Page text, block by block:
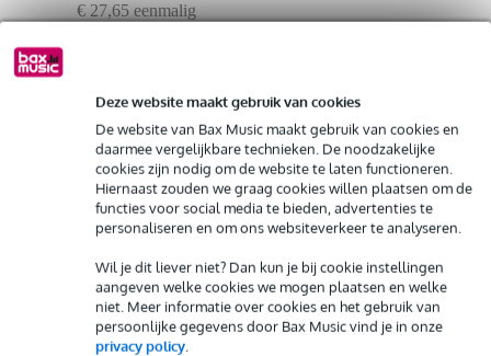
Deze website maakt gebruik van cookies
De website van Bax Music maakt gebruik van cookies en
daarmee vergelijkbare technieken. De noodzakelijke
cookies zijn nodig om de website te laten functioneren.
Hiernaast zouden we graag cookies willen plaatsen om de
functies voor social media te bieden, advertenties te
personaliseren en om ons websiteverkeer te analyseren.
Wil je dit liever niet? Dan kun je bij cookie instellingen
aangeven welke cookies we mogen plaatsen en welke
niet. Meer informatie over cookies en het gebruik van
persoonlijke gegevens door Bax Music vind je in onze
privacy policy.
€ 27,65 eenmalig
% Huur dit product
Huur dit product al vanaf 40 euro per maand
Huur meerdere producten tegelijk: min. € 300,- en max.
€ 2.500,-
Gratisthuisbezorgd of op te halen in de winkel
Al na 4 maanden maandelijks opzegbaar
De mogelijkheid om je product(en) met korting te kopen
Snelle vervanging door Bax Music bij een defect
Huur dit product
Twijfel je of deTwisted Electrons Mega FM MK2
synthesizerbij je past? Doe de check.
Start de check
Productinformatie
Twisted Electrons Mega FM MK2 synthesizer
klankbron: 2x YM3438 FM-chip